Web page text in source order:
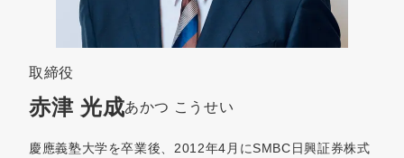
取締役
赤津 光成あかつ こうせい
慶應義塾大学を卒業後、2012年4月にSMBC日興証券株式